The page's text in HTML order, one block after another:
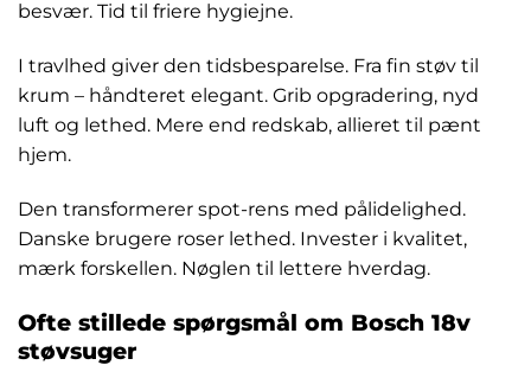
besvær. Tid til friere hygiejne.
I travlhed giver den tidsbesparelse. Fra fin støv til
krum – håndteret elegant. Grib opgradering, nyd
luft og lethed. Mere end redskab, allieret til pænt
hjem.
Den transformerer spot-rens med pålidelighed.
Danske brugere roser lethed. Invester i kvalitet,
mærk forskellen. Nøglen til lettere hverdag.
Ofte stillede spørgsmål om Bosch 18v
støvsuger